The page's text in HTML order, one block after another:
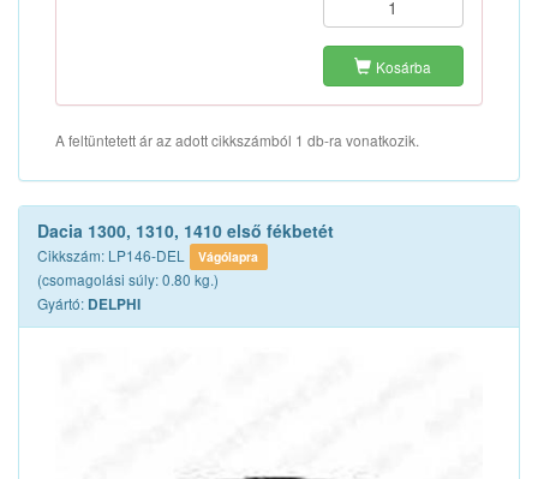
Kosárba
A feltüntetett ár az adott cikkszámból 1 db-ra vonatkozik.
Dacia 1300, 1310, 1410 első fékbetét
Cikkszám: LP146-DEL Vágólapra
(csomagolási súly: 0.80 kg.)
Gyártó: DELPHI